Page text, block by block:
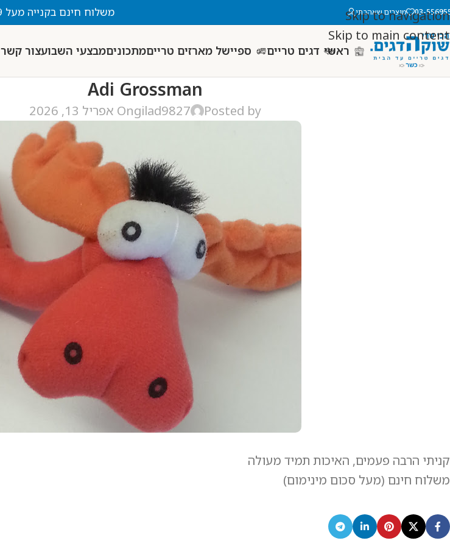
Skip to navigation
Skip to main content
03- מוצרים שאהבתי משלוח חינם בקנייה מעל 289 ₪
ראשי דגים טריים ספיישל מארזים טרייםמתכוניםמבצעי השבועצור קשר
Adi Grossman
Posted by
gilad9827On אפריל 13, 2026
קניתי הרבה פעמים, האיכות תמיד מעולה
משלוח חינם (מעל סכום מינימום)